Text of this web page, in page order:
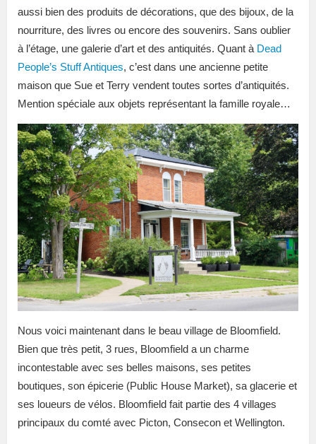
aussi bien des produits de décorations, que des bijoux, de la
nourriture, des livres ou encore des souvenirs. Sans oublier
à l’étage, une galerie d’art et des antiquités. Quant à Dead
People’s Stuff Antiques, c’est dans une ancienne petite
maison que Sue et Terry vendent toutes sortes d’antiquités.
Mention spéciale aux objets représentant la famille royale…
Nous voici maintenant dans le beau village de Bloomfield.
Bien que très petit, 3 rues, Bloomfield a un charme
incontestable avec ses belles maisons, ses petites
boutiques, son épicerie (Public House Market), sa glacerie et
ses loueurs de vélos. Bloomfield fait partie des 4 villages
principaux du comté avec Picton, Consecon et Wellington.